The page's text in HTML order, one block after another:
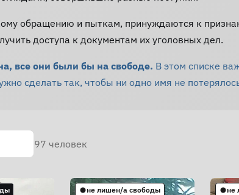
обращению и пыткам, принуждаются к
доступа к документам их уголовных дел.
все они были бы на свободе. В этом списке
сделать так, чтобы ни одно имя не
97 человек
не лишен/а свободы не